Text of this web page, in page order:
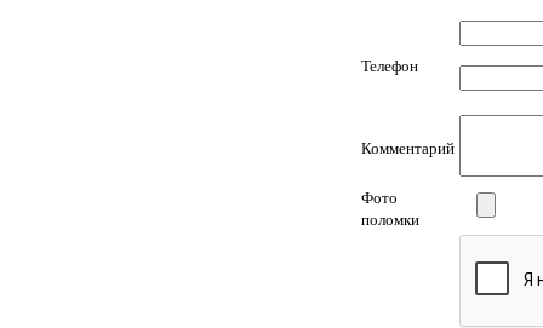
Телефон
Комментарий
Фото
поломки